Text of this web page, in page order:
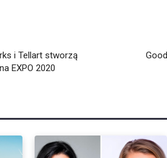
i Tellart stworzą
EXPO 2020